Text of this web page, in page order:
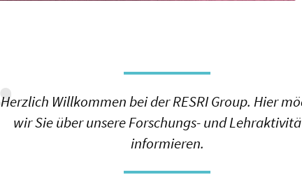
Herzlich Willkommen bei der RESRI Group. Hier
wir Sie über unsere Forschungs- und
informieren.